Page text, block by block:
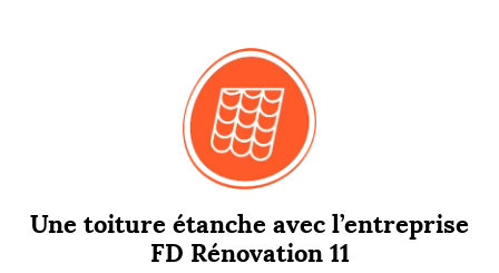
Une toiture étanche avec l’entreprise
FD Rénovation 11